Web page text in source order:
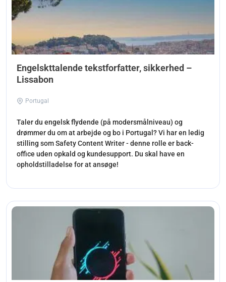
Engelskttalende tekstforfatter, sikkerhed –
Lissabon
Portugal
Taler du engelsk flydende (på modersmålniveau) og
drømmer du om at arbejde og bo i Portugal? Vi har en ledig
stilling som Safety Content Writer - denne rolle er back-
office uden opkald og kundesupport. Du skal have en
opholdstilladelse for at ansøge!